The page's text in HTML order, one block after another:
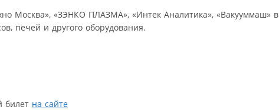
Москва», «ЗЭНКО ПЛАЗМА», «Интек Аналитика», «Вакууммаш» в
печей и другого оборудования.
билет на сайте